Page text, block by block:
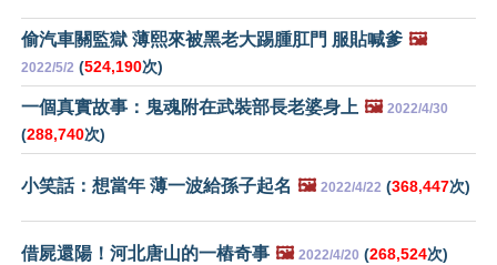
偷汽車關監獄 薄熙來被黑老大踢腫肛門 服貼喊爹 🖼️
2022/5/2 (524,190次)
一個真實故事：鬼魂附在武裝部長老婆身上 🖼️ 2022/4/30
(288,740次)
小笑話：想當年 薄一波給孫子起名 🖼️ 2022/4/22 (368,447次)
借屍還陽！河北唐山的一樁奇事 🖼️ 2022/4/20 (268,524次)